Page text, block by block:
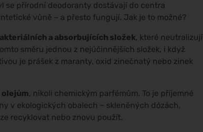
se přírodní deodoranty dostávají do centra
vůně – a přesto fungují. Jak je to možné?
a absorbujících složek, které neutralizují
směru jednou z nejúčinnějších složek, i když
je prášek z maranty, oxid zinečnatý nebo zinek
, nikoli chemickým parfémům. To je příjemné
v ekologických obalech – skleněných dózách,
recyklovat nebo znovu použít.